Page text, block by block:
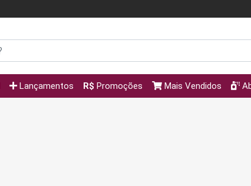
Lançamentos R$ Promoções Mais Vendidos